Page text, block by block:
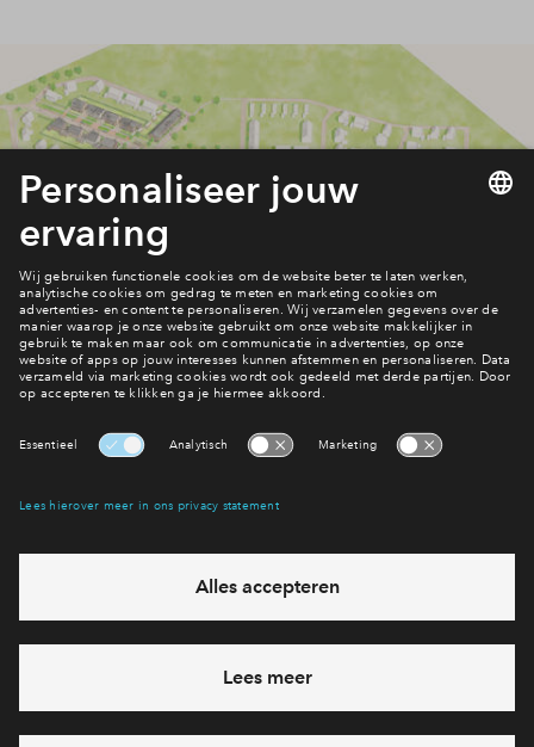
Welke woning kies je?
Woningaanbod Weideblik
eventuele projecten
Ja, ik wil mij aanmelden
Heb je een vraag en wil je direct antwoord? Bel ons op088
712 27 47